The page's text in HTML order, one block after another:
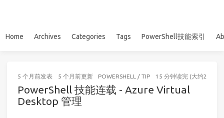
Home Archives Categories Tags PowerShell技能索引
5 个月前发表 5 个月前更新 POWERSHELL / TIP 15 分钟读完 (大约2226
PowerShell 技能连载 - Azure Virtual
Desktop 管理